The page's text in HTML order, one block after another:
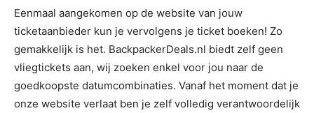
Eenmaal aangekomen op de website van jouw
ticketaanbieder kun je vervolgens je ticket boeken! Zo
gemakkelijk is het. BackpackerDeals.nl biedt zelf geen
vliegtickets aan, wij zoeken enkel voor jou naar de
goedkoopste datumcombinaties. Vanaf het moment dat je
onze website verlaat ben je zelf volledig verantwoordelijk